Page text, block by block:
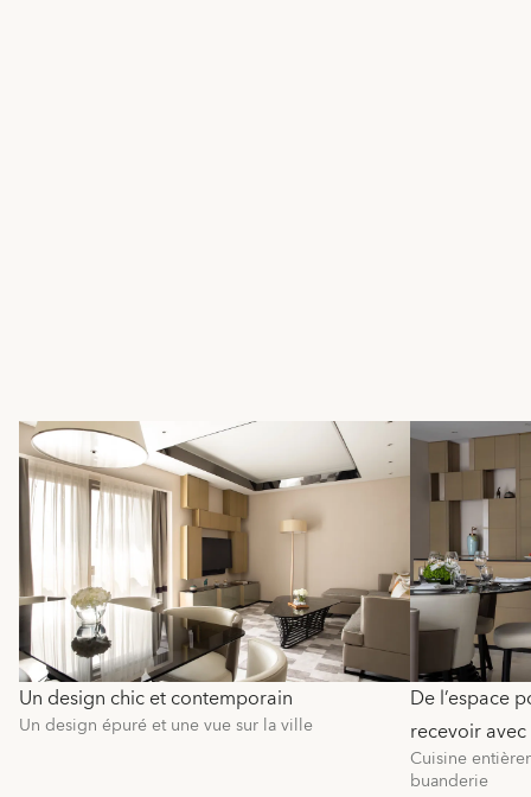
Un design chic et contemporain
Un design épuré et une vue sur la ville
De l’espace
recevoir
Cuisine
buanderie